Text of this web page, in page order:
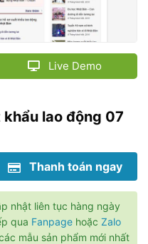
Live Demo
lao động 07
Thanh toán ngay
nhật liên tục hàng ngày
qua Fanpage hoặc Zalo
mẫu sản phẩm mới nhất